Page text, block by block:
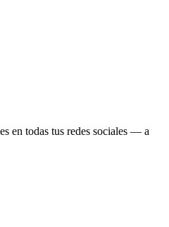
en todas tus redes sociales — a